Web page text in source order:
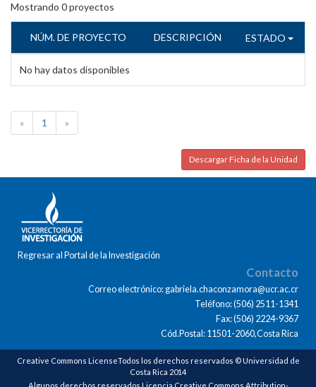
Mostrando 0proyectos
NÚM. DE PROYECTO DESCRIPCIÓN ESTADO
No hay datos disponibles
« 1 »
Descargar Ficha de la Unidad
Regresar al Portal de la Investigación
Contacto
Correo electrónico: gabriela.chaconzamora@ucr.ac.cr
Teléfono: (506) 2511-1341
Fax: (506) 2224-9367
Cód.Postal: 11501-2060,Costa Rica
Creative Commons LicenseTodos los derechos reservados © Universidad de
Costa Rica 2014